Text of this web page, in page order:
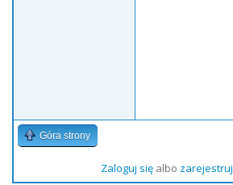
Góra strony
Zaloguj sięalbo zarejestruj